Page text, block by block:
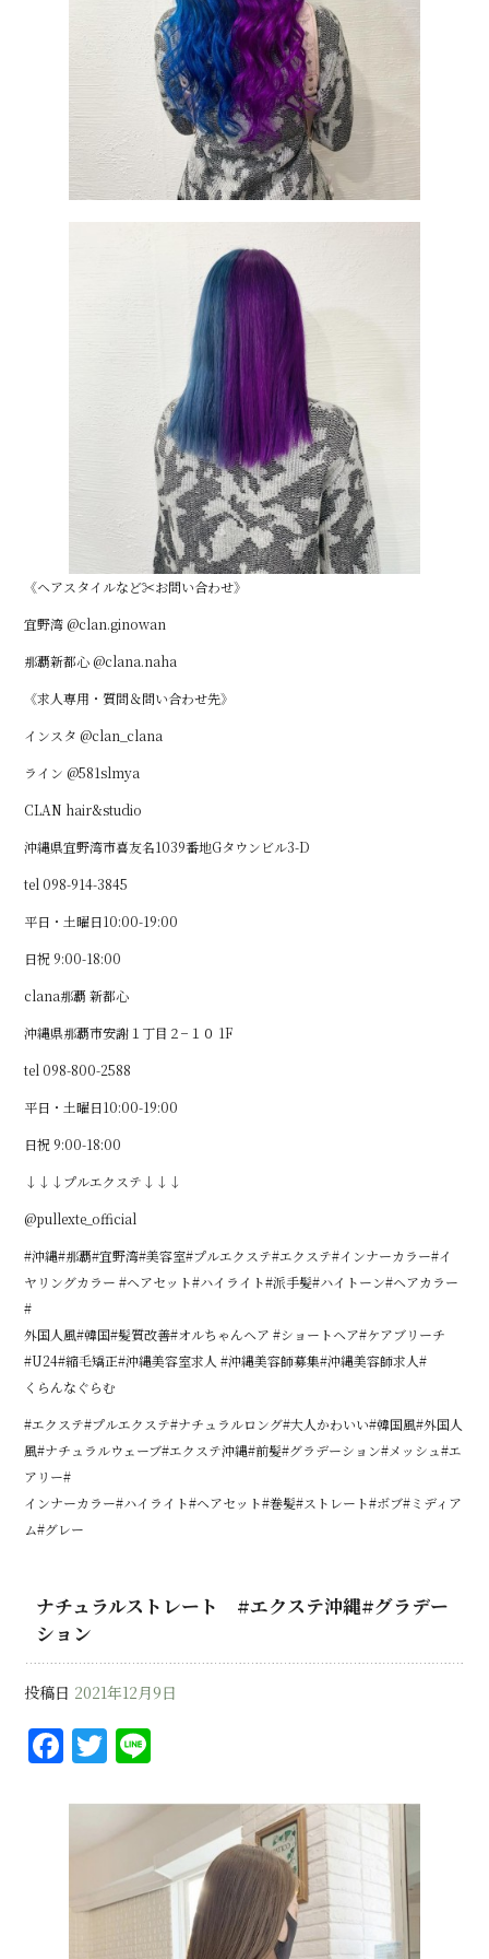
《ヘアスタイルなど✂︎お問い合わせ》
宜野湾 @clan.ginowan
那覇新都心 @clana.naha
《求人専用・質問＆問い合わせ先》
インスタ @clan_clana
ライン @581slmya
CLAN hair&studio
沖縄県宜野湾市喜友名1039番地Gタウンビル3-D
tel 098-914-3845
平日・土曜日10:00-19:00
日祝 9:00-18:00
clana那覇 新都心
沖縄県那覇市安謝１丁目２−１０ 1F
tel 098-800-2588
平日・土曜日10:00-19:00
日祝 9:00-18:00
↓↓↓プルエクステ↓↓↓
@pullexte_official
#沖縄#那覇#宜野湾#美容室#プルエクステ#エクステ#インナーカラー#イ
ヤリングカラー #ヘアセット#ハイライト#派手髪#ハイトーン#ヘアカラー
#
外国人風#韓国#髪質改善#オルちゃんヘア #ショートヘア#ケアブリーチ
#U24#縮毛矯正#沖縄美容室求人 #沖縄美容師募集#沖縄美容師求人#
くらんなぐらむ
#エクステ#プルエクステ#ナチュラルロング#大人かわいい#韓国風#外国人
風#ナチュラルウェーブ#エクステ沖縄#前髪#グラデーション#メッシュ#エ
アリー#
インナーカラー#ハイライト#ヘアセット#巻髪#ストレート#ボブ#ミディア
ム#グレー
ナチュラルストレート #エクステ沖縄#グラデー
ション
投稿日 2021年12月9日
F
a
c
e
o
T
w
it
r
e